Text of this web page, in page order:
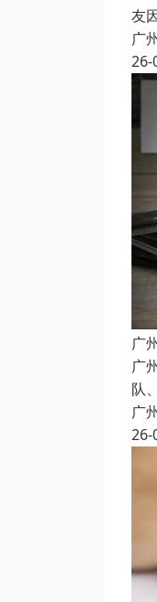
友
广
26-
广
广
队
广
26-